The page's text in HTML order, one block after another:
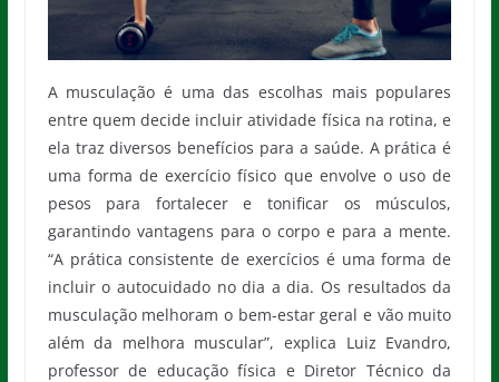
A musculação é uma das escolhas mais populares
entre quem decide incluir atividade física na rotina, e
ela traz diversos benefícios para a saúde. A prática é
uma forma de exercício físico que envolve o uso de
pesos para fortalecer e tonificar os músculos,
garantindo vantagens para o corpo e para a mente.
“A prática consistente de exercícios é uma forma de
incluir o autocuidado no dia a dia. Os resultados da
musculação melhoram o bem-estar geral e vão muito
além da melhora muscular”, explica Luiz Evandro,
professor de educação física e Diretor Técnico da